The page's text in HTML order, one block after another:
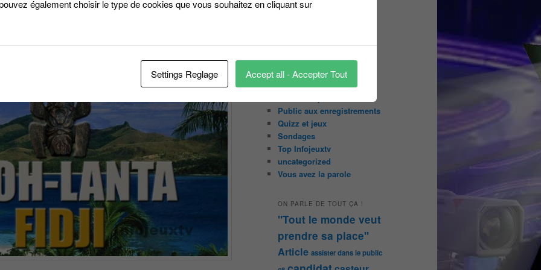
les vieux !
Les pages réservées aux
Masqué
Les Portraits de Fannette
Malika la Fouine
Non classé
Public aux enregistrements
Quizz et jeux
Sondages
Top Infojeuxtv
uncategorized
Vous avez la parole
ON PARLE DE TOUT ÇA !
"Tout le monde veut
prendre sa place"
Article assister dans le public
également choisir le type de cookies que vous souhaitez en cliquant sur
Settings Reglage Accept all - Accepter Tout